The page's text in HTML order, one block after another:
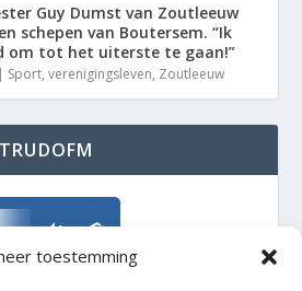
toestemming
Guy Dumst van Zoutleeuw
schepen van Boutersem. “Ik
om tot het uiterste te gaan!”
| Sport,verenigingsleven, Zoutleeuw
TrudoFM